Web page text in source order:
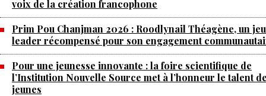
voix de la création francophone
Prim Pou Chanjman 2026 : Roodlynail Théagène, un
leader récompensé pour son engagement
Pour une jeunesse innovante : la foire scientifique de
l’Institution Nouvelle Source met à l’honneur le talent
jeunes